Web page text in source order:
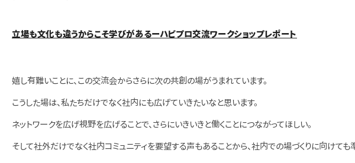
立場も文化も違うからこそ学びがあるーハピプロ交流ワークショップレポート
嬉し有難いことに、この交流会からさらに次の共創の場がうまれています。
こうした場は、私たちだけでなく社内にも広げていきたいなと思います。
ネットワークを広げ視野を広げることで、さらにいきいきと働くことにつながってほしい。
そして社外だけでなく社内コミュニティを要望する声もあることから、社内での場づくりに向けても